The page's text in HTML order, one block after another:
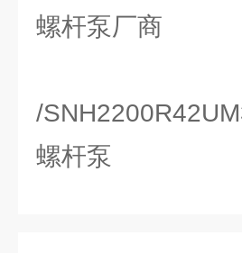
螺杆泵厂商
/
螺杆泵